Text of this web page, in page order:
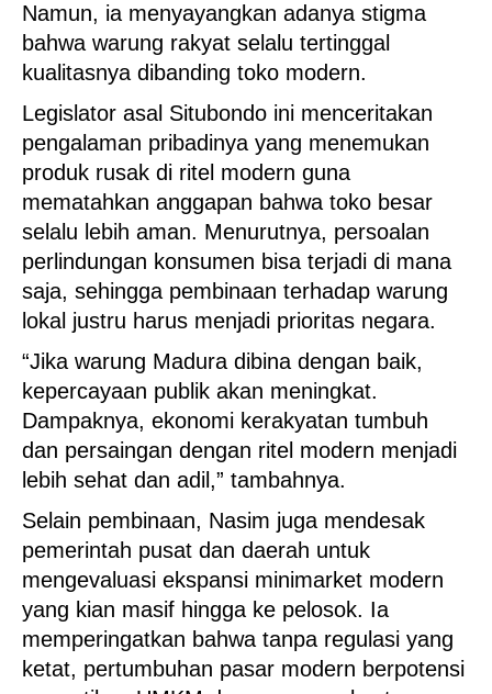
Namun, ia menyayangkan adanya stigma
bahwa warung rakyat selalu tertinggal
kualitasnya dibanding toko modern.
Legislator asal Situbondo ini menceritakan
pengalaman pribadinya yang menemukan
produk rusak di ritel modern guna
mematahkan anggapan bahwa toko besar
selalu lebih aman. Menurutnya, persoalan
perlindungan konsumen bisa terjadi di mana
saja, sehingga pembinaan terhadap warung
lokal justru harus menjadi prioritas negara.
“Jika warung Madura dibina dengan baik,
kepercayaan publik akan meningkat.
Dampaknya, ekonomi kerakyatan tumbuh
dan persaingan dengan ritel modern menjadi
lebih sehat dan adil,” tambahnya.
Selain pembinaan, Nasim juga mendesak
pemerintah pusat dan daerah untuk
mengevaluasi ekspansi minimarket modern
yang kian masif hingga ke pelosok. Ia
memperingatkan bahwa tanpa regulasi yang
ketat, pertumbuhan pasar modern berpotensi